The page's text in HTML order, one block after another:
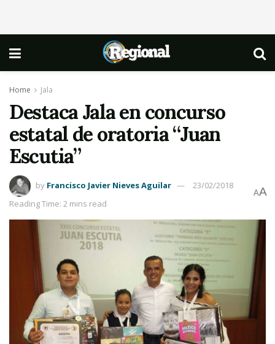
Home Jala
Destaca Jala en concurso
estatal de oratoria “Juan
Escutia”
by Francisco Javier Nieves Aguilar
23/02/2018
Reading Time: 2 mins read
AA